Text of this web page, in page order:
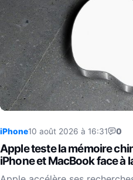
iPhone10 août 2026 à 16:31 0
Apple teste la mémoire
iPhone et MacBook face à